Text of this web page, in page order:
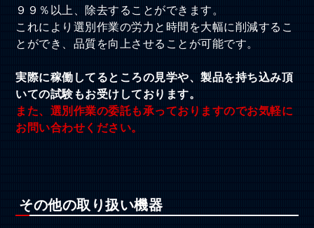
９９％以上、除去することができます。
これにより選別作業の労力と時間を大幅に削減するこ
とができ、品質を向上させることが可能です。
実際に稼働してるところの見学や、製品を持ち込み頂
いての試験もお受けしております。
また、選別作業の委託も承っておりますのでお気軽に
お問い合わせください。
その他の取り扱い機器